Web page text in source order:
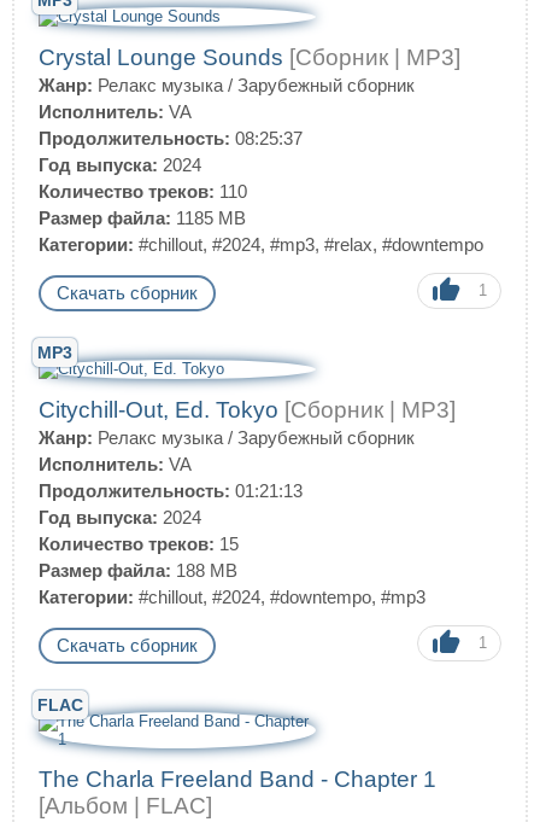
Crystal Lounge Sounds [Сборник | MP3]
Жанр: Релакс музыка / Зарубежный сборник
Исполнитель: VA
Продолжительность: 08:25:37
Год выпуска: 2024
Количество треков: 110
Размер файла: 1185 MB
Категории: #chillout, #2024, #mp3, #relax, #downtempo
Скачать сборник 1
MP3
Citychill-Out, Ed. Tokyo [Сборник | MP3]
Жанр: Релакс музыка / Зарубежный сборник
Исполнитель: VA
Продолжительность: 01:21:13
Год выпуска: 2024
Количество треков: 15
Размер файла: 188 MB
Категории: #chillout, #2024, #downtempo, #mp3
Скачать сборник 1
FLAC
The Charla Freeland Band - Chapter 1
[Альбом | FLAC]